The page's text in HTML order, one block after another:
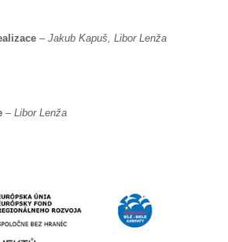
– Jakub Kapuš, Libor Lenža
– Libor Lenža